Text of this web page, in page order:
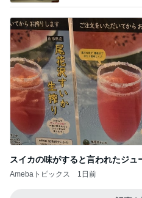
スイカの味がすると言われたジュ
Amebaトピックス 1日前